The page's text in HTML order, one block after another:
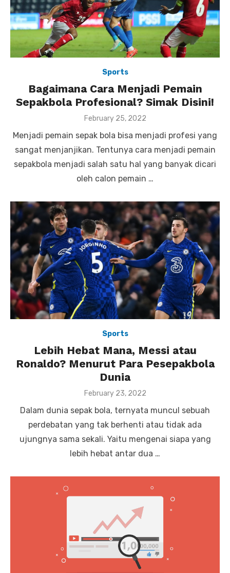
Sports
Bagaimana Cara Menjadi Pemain
Sepakbola Profesional? Simak Disini!
P
s
e
d
n
February 25, 2022
Menjadi pemain sepak bola bisa menjadi profesi yang
sangat menjanjikan. Tentunya cara menjadi pemain
sepakbola menjadi salah satu hal yang banyak dicari
oleh calon pemain …
Sports
Lebih Hebat Mana, Messi atau
Ronaldo? Menurut Para Pesepakbola
Dunia
P
s
t
e
d
o
n
February 23, 2022
Dalam dunia sepak bola, ternyata muncul sebuah
perdebatan yang tak berhenti atau tidak ada
ujungnya sama sekali. Yaitu mengenai siapa yang
lebih hebat antar dua …